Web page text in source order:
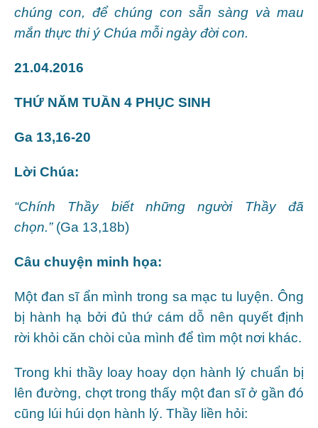
chúng con, để chúng con sẵn sàng và mau
mắn thực thi ý Chúa mỗi ngày đời con.
21.04.2016
THỨ NĂM TUẦN 4 PHỤC SINH
Ga 13,16-20
Lời Chúa:
“Chính Thầy biết những người Thầy đã
chọn.” (Ga 13,18b)
Câu chuyện minh họa:
Một đan sĩ ẩn mình trong sa mạc tu luyện. Ông
bị hành hạ bởi đủ thứ cám dỗ nên quyết định
rời khỏi căn chòi của mình để tìm một nơi khác.
Trong khi thầy loay hoay dọn hành lý chuẩn bị
lên đường, chợt trong thấy một đan sĩ ở gần đó
cũng lúi húi dọn hành lý. Thầy liền hỏi: